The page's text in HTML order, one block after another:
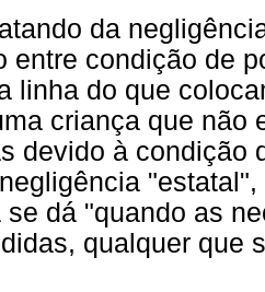
da
entre condição de
linha do que
criança que não
devido à condição
se dá "quando as
qualquer que